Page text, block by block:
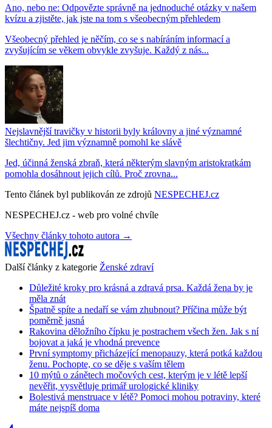
Ano, nebo ne: Odpovězte správně na jednoduché otázky v našem
kvízu a zjistěte, jak jste na tom s všeobecným přehledem
Všeobecný přehled je něčím, co se s nabíráním informací a
zvyšujícím se věkem obvykle zvyšuje. Každý z nás...
Nejslavnější travičky v historii byly královny a jiné významné
šlechtičny. Jed jim významně pomohl ke slávě
Jed, účinná ženská zbraň, která některým slavným aristokratkám
pomohla dosáhnout jejich cílů. Proč zrovna...
Tento článek byl publikován ze zdrojů NESPECHEJ.cz
NESPECHEJ.cz - web pro volné chvíle
Všechny články tohoto autora →
Další články z kategorie Ženské zdraví
Důležité kroky pro krásná a zdravá prsa. Každá žena by je
měla znát
Špatně spíte a nedaří se vám zhubnout? Příčina může být
poměrně jasná
Rakovina děložního čípku je postrachem všech žen. Jak s ní
bojovat a jaká je vhodná prevence
První symptomy přicházející menopauzy, která potká každou
ženu. Pochopte, co se děje s vaším tělem
10 mýtů o zánětech močových cest, kterým je v létě lepší
nevěřit, vysvětluje primář urologické kliniky
Bolestivá menstruace v létě? Pomoci mohou potraviny, které
máte nejspíš doma